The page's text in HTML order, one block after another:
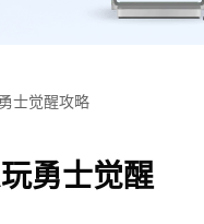
士觉醒攻略
勇士觉醒